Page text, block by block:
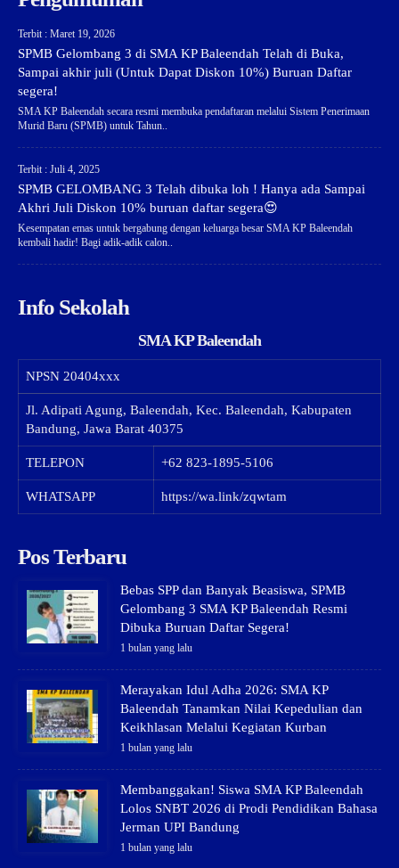
Terbit : Maret 19, 2026
SPMB Gelombang 3 di SMA KP Baleendah Telah di Buka,
Sampai akhir juli (Untuk Dapat Diskon 10%) Buruan Daftar
segera!
SMA KP Baleendah secara resmi membuka pendaftaran melalui Sistem Penerimaan
Murid Baru (SPMB) untuk Tahun..
Terbit : Juli 4, 2025
SPMB GELOMBANG 3 Telah dibuka loh ! Hanya ada Sampai
Akhri Juli Diskon 10% buruan daftar segera😍
Kesempatan emas untuk bergabung dengan keluarga besar SMA KP Baleendah
kembali hadir! Bagi adik-adik calon..
Info Sekolah
SMA KP Baleendah
NPSN 20404xxx
Jl. Adipati Agung, Baleendah, Kec. Baleendah, Kabupaten
Bandung, Jawa Barat 40375
TELEPON +62 823-1895-5106
WHATSAPP https://wa.link/zqwtam
Pos Terbaru
Bebas SPP dan Banyak Beasiswa, SPMB
Gelombang 3 SMA KP Baleendah Resmi
Dibuka Buruan Daftar Segera!
1 bulan yang lalu
Merayakan Idul Adha 2026: SMA KP
Baleendah Tanamkan Nilai Kepedulian dan
Keikhlasan Melalui Kegiatan Kurban
1 bulan yang lalu
Membanggakan! Siswa SMA KP Baleendah
Lolos SNBT 2026 di Prodi Pendidikan Bahasa
Jerman UPI Bandung
1 bulan yang lalu